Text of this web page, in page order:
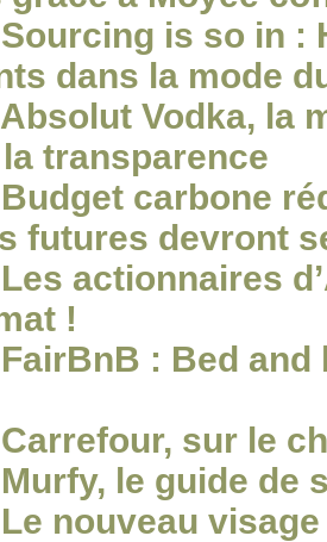
Sourcing is so in :
dans la mode
Absolut Vodka, la
transparence
Budget carbone
futures devront
Les actionnaires
!
FairBnB : Bed
Carrefour, sur le
Murfy, le guide de
Le nouveau